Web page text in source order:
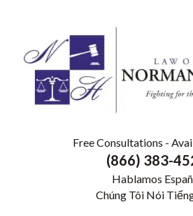
Free Consultations -
(866) 383-
Hablamos
Chúng Tôi Nói